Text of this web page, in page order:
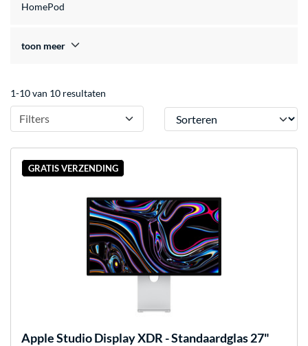
HomePod
toon meer
1-10 van 10 resultaten
Filters Sorteren
GRATIS VERZENDING
AppleStudio Display XDR - Standaardglas 27"